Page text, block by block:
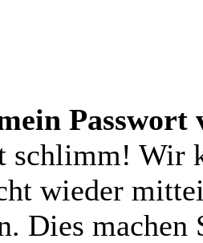
Passwort
schlimm! Wir
wieder
Dies